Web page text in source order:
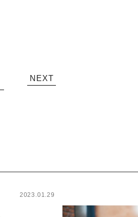
NEXT
2023.01.29